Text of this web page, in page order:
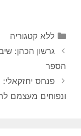
קטגוריות
ללא קטגוריה
גרשון הכהן:
הספר
פנחס יחזקאלי:
ונפוחים מעצמם